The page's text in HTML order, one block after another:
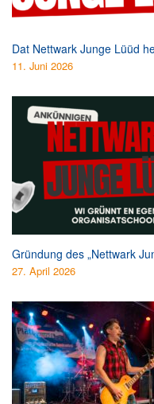
Dat Nettwark Junge Lüüd
11. Juni 2026
Gründung des „Nettwark
27. April 2026